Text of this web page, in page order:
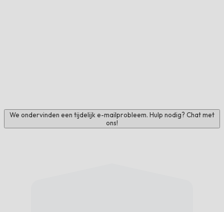
We ondervinden een tijdelijk e-mailprobleem. Hulp nodig? Chat met
ons!